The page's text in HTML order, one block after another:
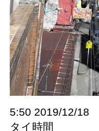
5:50 2019/12/18
タイ時間